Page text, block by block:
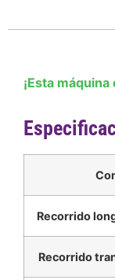
¡Esta
Recorrido
Recorrido